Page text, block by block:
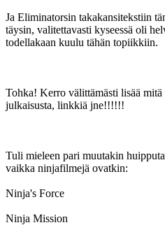
Ja Eliminatorsin takakansitekstiin
täysin, valitettavasti kyseessä oli
todellakaan kuulu tähän topiikkiin.
Tohka! Kerro välittämästi lisää
julkaisusta, linkkiä jne!!!!!!
Tuli mieleen pari muutakin
vaikka ninjafilmejä ovatkin:
Ninja's Force
Ninja Mission